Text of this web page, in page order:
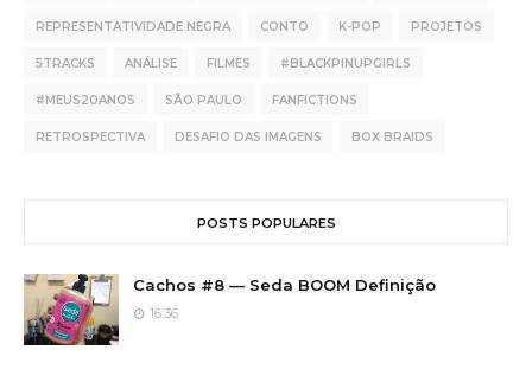
REPRESENTATIVIDADE NEGRA CONTO K-POP PROJETOS
5TRACKS ANÁLISE FILMES #BLACKPINUPGIRLS
#MEUS20ANOS SÃO PAULO FANFICTIONS
RETROSPECTIVA DESAFIO DAS IMAGENS BOX BRAIDS
POSTS POPULARES
Cachos #8 — Seda BOOM Definição
16:36